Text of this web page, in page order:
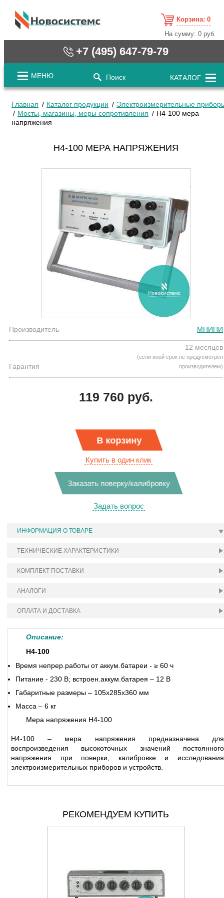
cистемные решения / www.novosystems.ru
Корзина: 0
На сумму:0 руб.
+7 (495) 647-79-79
МЕНЮ Поиск КАТАЛОГ
Главная Каталог продукции
Электроизмерительные
Мосты, магазины, меры сопротивления
Н4-100 мера
напряжения
Н4-100 МЕРА НАПРЯЖЕНИЯ
Производитель МНИПИ
Гарантия
12 месяцев
(если иной срок не предусмотрен
производителем)
119 760 руб.
В корзину
Купить в один клик
Заказать поверку/калибровку
Задать вопрос
ИНФОРМАЦИЯ О ТОВАРЕ
ТЕХНИЧЕСКИЕ ХАРАКТЕРИСТИКИ
КОМПЛЕКТ ПОСТАВКИ
АНАЛОГИ
ОПЛАТА И ДОСТАВКА
Описание:
Н4-100
Время непрер.работы от аккум.батареи - ≥ 60 ч
Питание - 230 В; встроен.аккум.батарея – 12 В
Габаритные размеры – 105х285х360 мм
Масса – 6 кг
Мера напряжения Н4-100
Н4-100 – мера напряжения предназначена для
воспроизведения высокоточных значений постоянного
напряжения при поверки, калибровке и исследования
электроизмерительных приборов и устройств.
РЕКОМЕНДУЕМ КУПИТЬ